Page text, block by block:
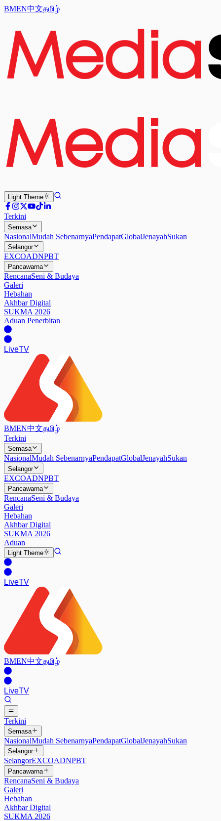
BMEN中文தமிழ்
Light Theme
Terkini
Semasa
NasionalMudah SebenarnyaPendapatGlobalJenayahSukan
Selangor
EXCOADNPBT
Pancawarna
RencanaSeni & Budaya
Galeri
Hebahan
Akhbar Digital
SUKMA 2026
Aduan Penerbitan
LiveTV
BMEN中文தமிழ்
Terkini
Semasa
NasionalMudah SebenarnyaPendapatGlobalJenayahSukan
Selangor
EXCOADNPBT
Pancawarna
RencanaSeni & Budaya
Galeri
Hebahan
Akhbar Digital
SUKMA 2026
Aduan
Light Theme
LiveTV
BMEN中文தமிழ்
LiveTV
Terkini
Semasa
NasionalMudah SebenarnyaPendapatGlobalJenayahSukan
Selangor
SelangorEXCOADNPBT
Pancawarna
RencanaSeni & Budaya
Galeri
Hebahan
Akhbar Digital
SUKMA 2026